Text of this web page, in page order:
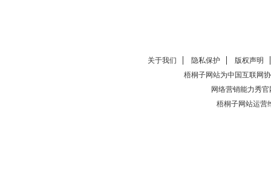
关于我们 隐私保护
版权声明
梧桐子网站为中国互联网
网络营销能力秀官
梧桐子网站运营